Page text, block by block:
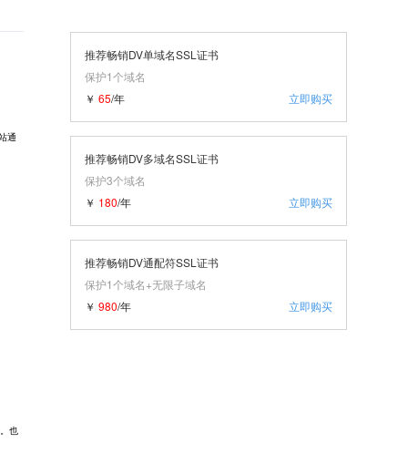
通
也
推荐畅销DV单域名SSL证书
保护1个域名
立即购买
￥ 65/年
推荐畅销DV多域名SSL证书
保护3个域名
立即购买
￥ 180/年
推荐畅销DV通配符SSL证书
保护1个域名+无限子域名
立即购买
￥ 980/年